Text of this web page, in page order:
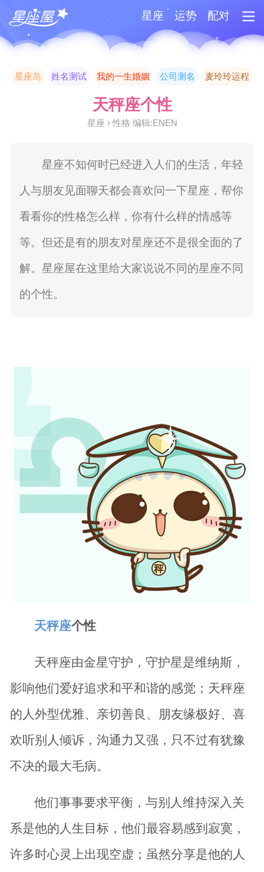
星座 运势 配对
星座岛 姓名测试 我的一生婚姻 公司测名 麦玲玲运程
天秤座个性
星座 › 性格 编辑:ENEN
星座不知何时已经进入人们的生活，年轻
人与朋友见面聊天都会喜欢问一下星座，帮你
看看你的性格怎么样，你有什么样的情感等
等。但还是有的朋友对星座还不是很全面的了
解。星座屋在这里给大家说说不同的星座不同
的个性。
天秤座个性
天秤座由金星守护，守护星是维纳斯，
影响他们爱好追求和平和谐的感觉；天秤座
的人外型优雅、亲切善良、朋友缘极好、喜
欢听别人倾诉，沟通力又强，只不过有犹豫
不决的最大毛病。
他们事事要求平衡，与别人维持深入关
系是他的人生目标，他们最容易感到寂寞，
许多时心灵上出现空虚；虽然分享是他的人